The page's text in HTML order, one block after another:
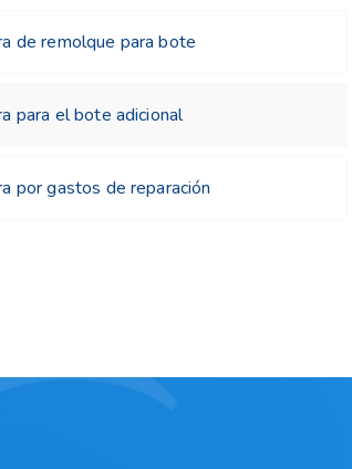
de remolque para bote
para el bote adicional
por gastos de reparación